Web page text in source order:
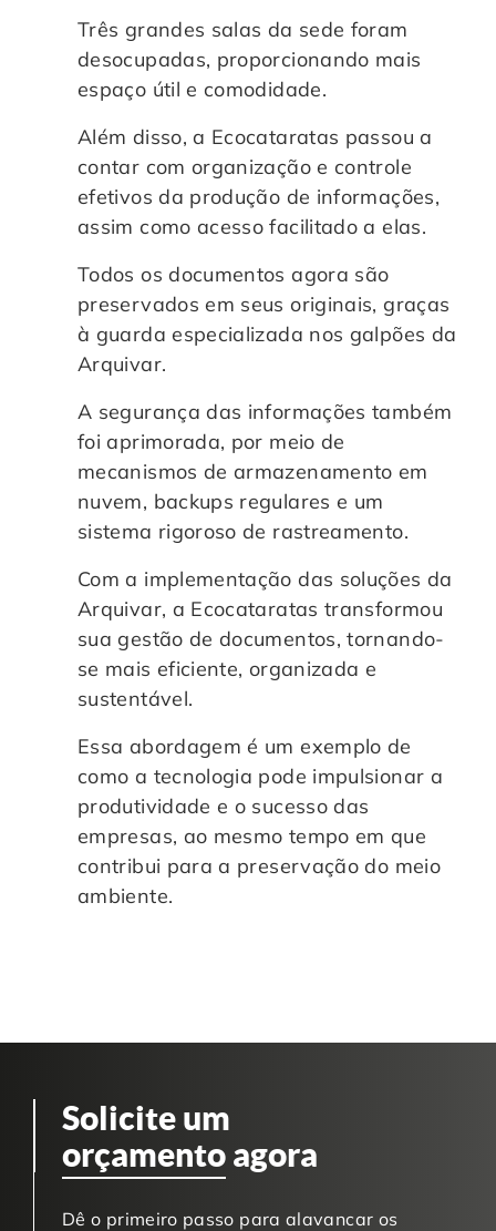
Três grandes salas da sede foram
desocupadas, proporcionando mais
espaço útil e comodidade.
Além disso, a Ecocataratas passou a
contar com organização e controle
efetivos da produção de informações,
assim como acesso facilitado a elas.
Todos os documentos agora são
preservados em seus originais, graças
à guarda especializada nos galpões da
Arquivar.
A segurança das informações também
foi aprimorada, por meio de
mecanismos de armazenamento em
nuvem, backups regulares e um
sistema rigoroso de rastreamento.
Com a implementação das soluções da
Arquivar, a Ecocataratas transformou
sua gestão de documentos, tornando-
se mais eficiente, organizada e
sustentável.
Essa abordagem é um exemplo de
como a tecnologia pode impulsionar a
produtividade e o sucesso das
empresas, ao mesmo tempo em que
contribui para a preservação do meio
ambiente.
Solicite um
orçamento agora
Dê o primeiro passo para alavancar os